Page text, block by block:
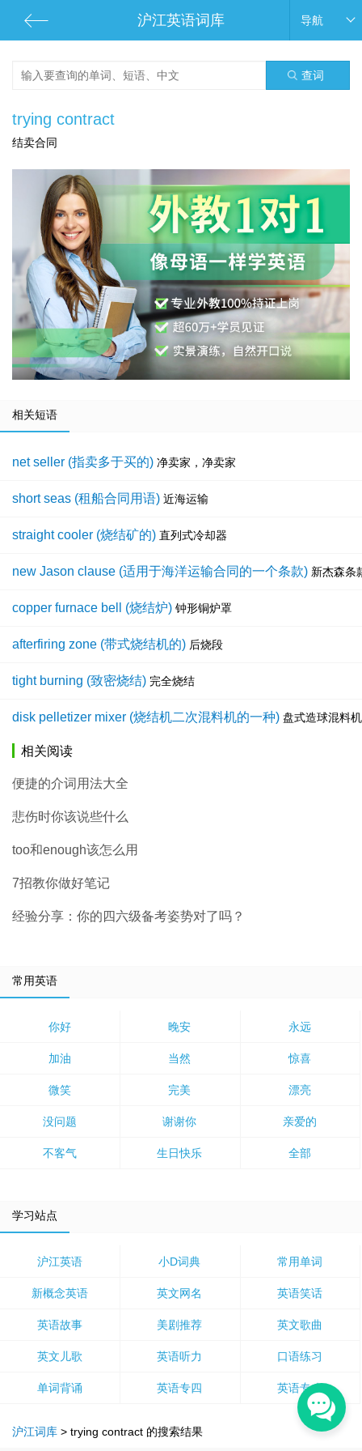
沪江英语词库 导航
查词
trying contract
结卖合同
相关短语
net seller (指卖多于买的) 净卖家，净卖家
short seas (租船合同用语) 近海运输
straight cooler (烧结矿的) 直列式冷却器
new Jason clause (适用于海洋运输合同的一个条款) 新杰森条
copper furnace bell (烧结炉) 钟形铜炉罩
afterfiring zone (带式烧结机的) 后烧段
tight burning (致密烧结) 完全烧结
disk pelletizer mixer (烧结机二次混料机的一种) 盘式造球混料机
相关阅读
便捷的介词用法大全
悲伤时你该说些什么
too和enough该怎么用
7招教你做好笔记
经验分享：你的四六级备考姿势对了吗？
常用英语
你好 晚安 永远
加油 当然 惊喜
微笑 完美 漂亮
没问题 谢谢你 亲爱的
不客气 生日快乐 全部
学习站点
沪江英语 小D词典 常用单词
新概念英语 英文网名 英语笑话
英语故事 美剧推荐 英文歌曲
英文儿歌 英语听力 口语练习
单词背诵 英语专四 英语专八
沪江词库 > trying contract 的搜索结果